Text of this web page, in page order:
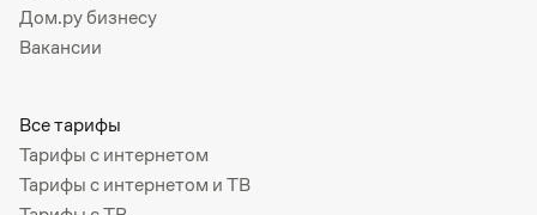
Дом.ру бизнесу
Вакансии
Все тарифы
Тарифы с интернетом
Тарифы с интернетом и ТВ